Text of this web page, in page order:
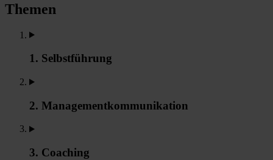
Themen
1. Selbstführung
2. Managementkommunikation
3. Coaching